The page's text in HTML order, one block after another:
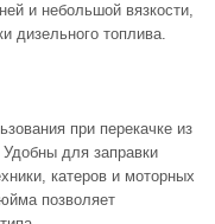
и небольшой вязкости,
дизельного топлива.
при перекачке из
Удобны для заправки
катеров и моторных
позволяет